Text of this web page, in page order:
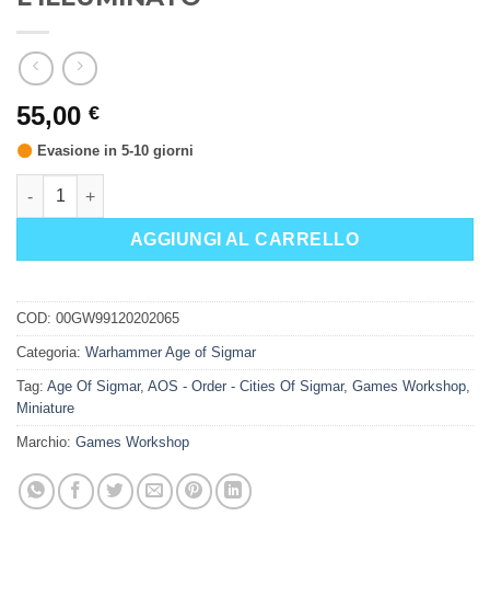
55,00 €
Evasione in 5-10 giorni
C/S: ERASMUS ZONN L’ILLUMINATO quantità
AGGIUNGI AL CARRELLO
COD: 00GW99120202065
Categoria: Warhammer Age of Sigmar
Tag: Age Of Sigmar, AOS - Order - Cities Of Sigmar, Games Workshop,
Miniature
Marchio: Games Workshop